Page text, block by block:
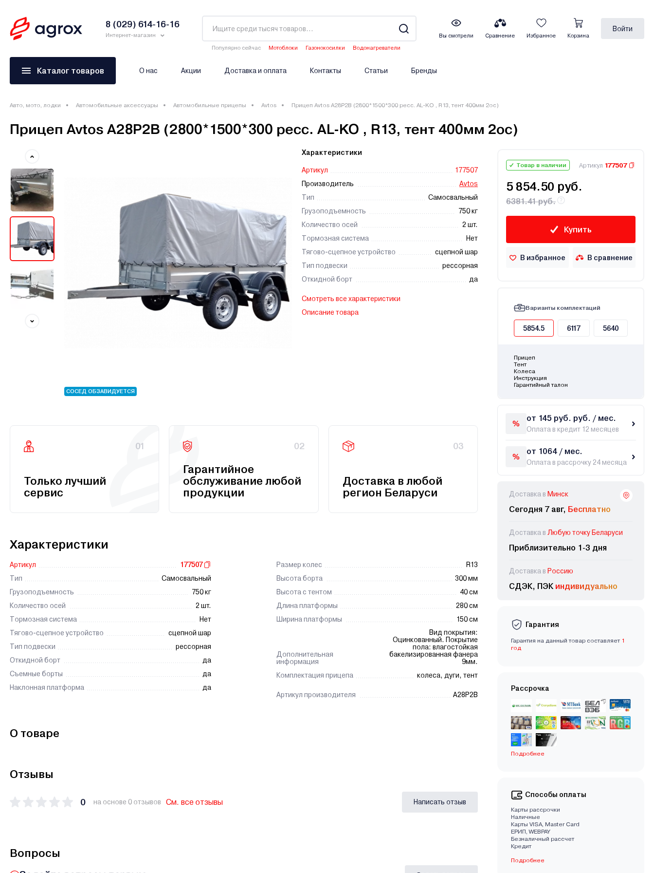
8 (029) 614-16-16
Интернет-магазин
Популярно сейчас Мотоблоки Газонокосилки
Водонагреватели
Вы смотрели Сравнение Избранное Корзина
Войти
Каталог товаров О нас Акции Доставка и оплата Контакты Статьи Бренды
Авто, мото, лодки Автомобильные аксессуары Автомобильные прицепы Avtos Прицеп Avtos A28P2B (2800*1500*300 ресс. AL-KO , R13, тент 400мм 2ос)
Прицеп Avtos A28P2B (2800*1500*300 ресс. AL-KO , R13, тент 400мм 2ос)
СОСЕД ОБЗАВИДУЕТСЯ
Характеристики
Артикул
177507
Производитель
Avtos
Тип
Самосвальный
Грузоподъемность
750 кг
Количество осей
2 шт.
Тормозная система
Нет
Тягово-сцепное устройство
сцепной шар
Тип подвески
рессорная
Откидной борт
да
Смотреть все характеристики
Описание товара
01
Только лучший
сервис
02
Гарантийное
обслуживание любой
продукции
03
Доставка в любой
регион Беларуси
Характеристики
Артикул
177507
Тип
Самосвальный
Грузоподъемность
750 кг
Количество осей
2 шт.
Тормозная система
Нет
Тягово-сцепное устройство
сцепной шар
Тип подвески
рессорная
Откидной борт
да
Съемные борты
да
Наклонная платформа
да
Размер колес
R13
Высота борта
300 мм
Высота с тентом
40 см
Длина платформы
280 см
Ширина платформы
150 см
Дополнительная
информация
Вид покрытия:
Оцинкованный. Покрытие
пола: влагостойкая
бакелизированная фанера
9мм.
Комплектация прицепа
колеса, дуги, тент
Артикул производителя A28P2B
О товаре
Отзывы
0 на основе 0 отзывов См. все отзывы Написать отзыв
Вопросы
Товар в наличии Артикул 177507
5 854.50 руб.
6381.41 руб.
Купить
В избранное В сравнение
Варианты комплектаций
5854.5 6117 5640
Прицеп
Тент
Колеса
Инструкция
Гарантийный талон
от 145 руб. руб. / мес.
Оплата в кредит 12 месяцев
от 1064 / мес.
Оплата в рассрочку 24 месяца
Доставка в Минск
Сегодня 7 авг, Бесплатно
Доставка в Любую точку Беларуси
Приблизительно 1-3 дня
Доставка в Россию
СДЭК, ПЭК индивидуально
Гарантия
Гарантия на данный товар составляет 1
год
Рассрочка
Подробнее
Способы оплаты
Карты рассрочки
Наличные
Карты VISA, Master Card
EРИП, WEBPAY
Безналичный рассчет
Кредит
Подробнее